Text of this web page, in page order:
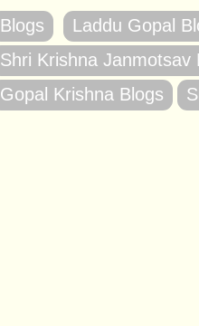
Blogs Laddu Gopal
Shri Krishna Janmotsav
Gopal Krishna Blogs